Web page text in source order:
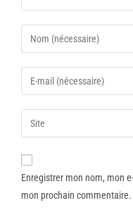
Enregistrer mon nom, mon
mon prochain commentaire.